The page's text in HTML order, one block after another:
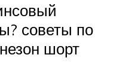
советы по
шорт